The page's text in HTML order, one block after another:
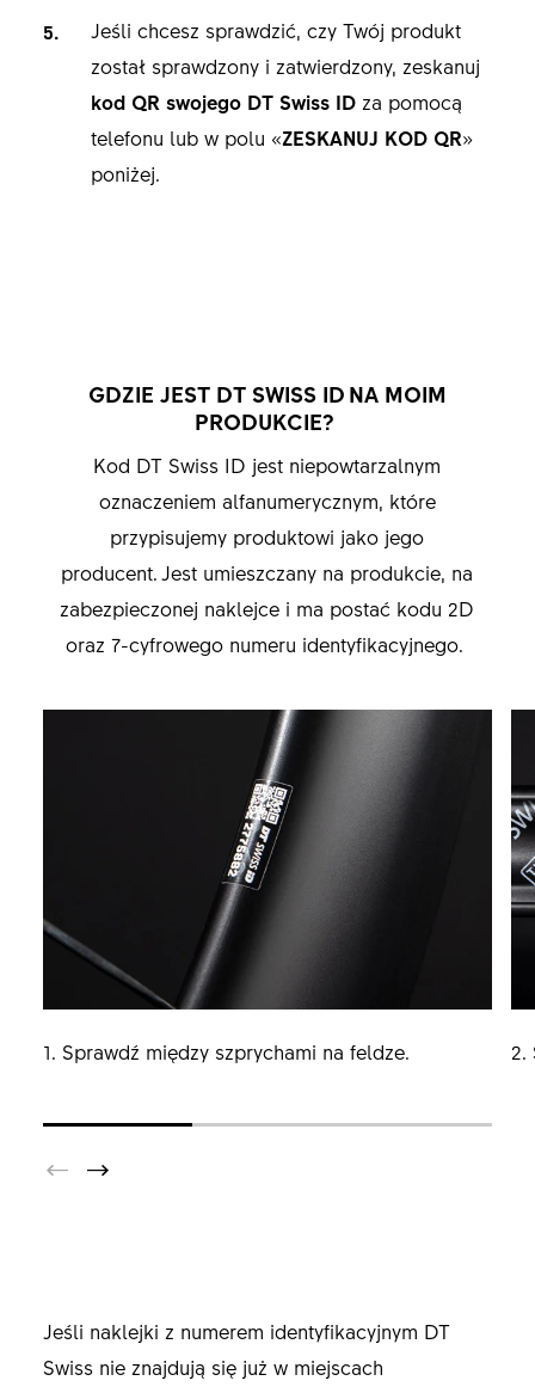
Jeśli chcesz sprawdzić, czy Twój produkt
został sprawdzony i zatwierdzony, zeskanuj
kod QR swojego DT Swiss IDza pomocą
telefonu lub w polu «ZESKANUJ KOD QR»
poniżej.
GDZIE JEST DT SWISS ID NA MOIM
PRODUKCIE?
Kod DT Swiss ID jest niepowtarzalnym
oznaczeniem alfanumerycznym, które
przypisujemy produktowi jako jego
producent. Jest umieszczany na produkcie, na
zabezpieczonej naklejce i ma postać kodu 2D
oraz 7-cyfrowego numeru identyfikacyjnego.
1. Sprawdź między szprychami na feldze. 2.
Jeśli naklejki z numerem identyfikacyjnym DT
Swiss nie znajdują się już w miejscach